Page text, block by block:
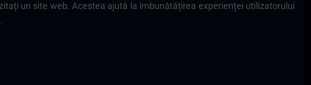
un site web. Acestea ajută la îmbunătățirea experienței utilizatorului